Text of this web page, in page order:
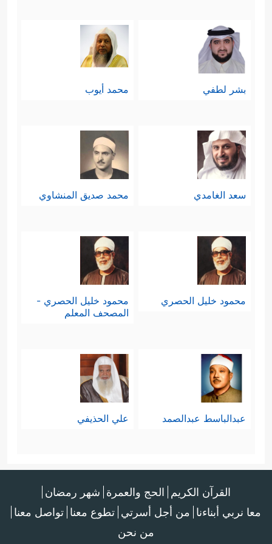
بشر لطفي محمد أيوب
سعد الغامدي محمد صديق المنشاوي
محمود خليل الحصري
محمود خليل الحصري -
المصحف المعلم
عبدالباسط عبدالصمد علي الحذيفي
القرآن الكريم الحج والعمرة شهر رمضان
معا نربي أبناءنا من أجل أسرتي تطوع معنا تواصل معنا
من نحن